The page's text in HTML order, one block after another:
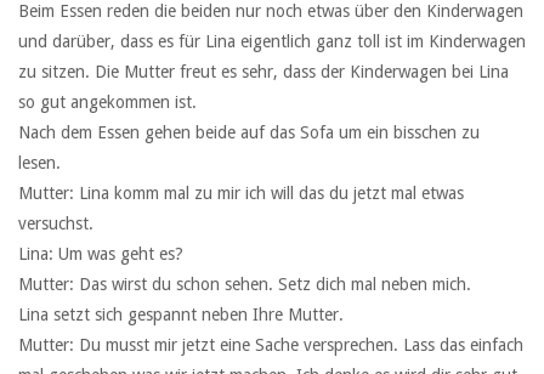
Beim Essen reden die beiden nur noch etwas über den Kinderwagen
und darüber, dass es für Lina eigentlich ganz toll ist im Kinderwagen
zu sitzen. Die Mutter freut es sehr, dass der Kinderwagen bei Lina
so gut angekommen ist.
Nach dem Essen gehen beide auf das Sofa um ein bisschen zu
lesen.
Mutter: Lina komm mal zu mir ich will das du jetzt mal etwas
versuchst.
Lina: Um was geht es?
Mutter: Das wirst du schon sehen. Setz dich mal neben mich.
Lina setzt sich gespannt neben Ihre Mutter.
Mutter: Du musst mir jetzt eine Sache versprechen. Lass das einfach